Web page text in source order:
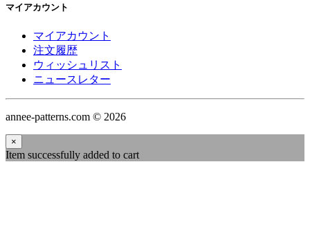
マイアカウント
マイアカウント
注文履歴
ウィッシュリスト
ニュースレター
annee-patterns.com © 2026
×
Item successfully added to cart